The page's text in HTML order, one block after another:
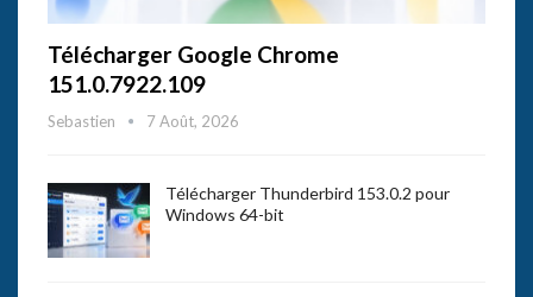
Télécharger Google Chrome
151.0.7922.109
Sebastien 7 Août, 2026
Télécharger Thunderbird 153.0.2 pour
Windows 64-bit